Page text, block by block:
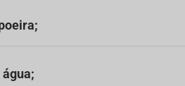
água;